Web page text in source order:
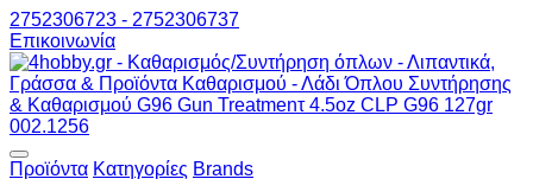
2752306723 - 2752306737
Επικοινωνία
Προϊόντα Κατηγορίες Brands